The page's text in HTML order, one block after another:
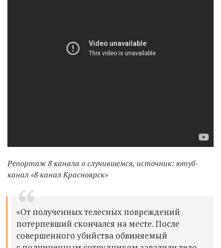
Репортаж 8 канала о случившемся, источник: ютуб-
канал «8 канал Красноярск»
«От полученных телесных повреждений
потерпевший скончался на месте. После
совершенного убийства обвиняемый